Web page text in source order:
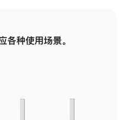
各种使用场景。